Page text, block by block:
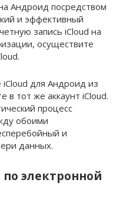
Андроид посредством
и эффективный
запись iCloud на
осуществите
для Андроид из
в тот же аккаунт iCloud.
процесс
обоими
и
данных.
электронной